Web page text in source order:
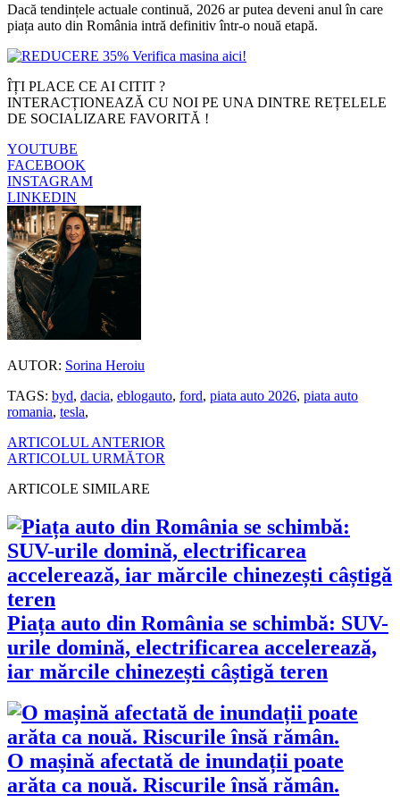
Dacă tendințele actuale continuă, 2026 ar putea deveni anul în care
piața auto din România intră definitiv într-o nouă etapă.
ÎȚI PLACE CE AI CITIT ?
INTERACȚIONEAZĂ CU NOI PE UNA DINTRE REȚELELE
DE SOCIALIZARE FAVORITĂ !
YOUTUBE
FACEBOOK
INSTAGRAM
LINKEDIN
AUTOR: Sorina Heroiu
TAGS: byd, dacia, eblogauto, ford, piata auto 2026, piata auto
romania, tesla,
ARTICOLUL ANTERIOR
ARTICOLUL URMĂTOR
ARTICOLE SIMILARE
Piața auto din România se schimbă: SUV-
urile domină, electrificarea accelerează,
iar mărcile chinezești câștigă teren
O mașină afectată de inundații poate
arăta ca nouă. Riscurile însă rămân.